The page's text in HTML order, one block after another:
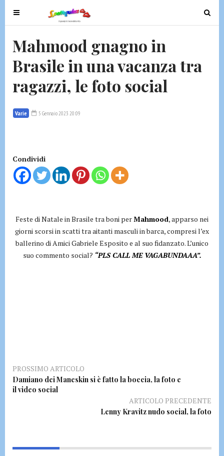
T
o
g
l
e
n
v
i
t
o
T
o
Mahmood gnagno in
Brasile in una vacanza tra
ragazzi, le foto social
Varie 5 Gennaio 2023 20:09
Condividi
Feste di Natale in Brasile tra boni perMahmood, apparso nei
giorni scorsi in scatti tra aitanti masculi in barca, compresi l’ex
ballerino di Amici Gabriele Esposito e al suo fidanzato. L’unico
suo commento social? “PLS CALL ME VAGABUNDAAA”.
PROSSIMO ARTICOLO
Damiano dei Maneskin si è fatto la boccia, la foto e
il video social
ARTICOLO PRECEDENTE
Lenny Kravitz nudo social, la foto